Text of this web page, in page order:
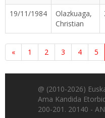
19/11/1984
Olazkuaga,
Christian
« 1 2 3 4 5
@ (2010-2026)
Ama Kandida
200-201. 20140 -